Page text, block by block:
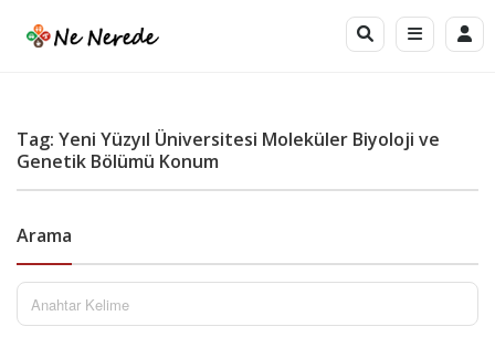
Tag: Yeni Yüzyıl Üniversitesi Moleküler Biyoloji ve
Genetik Bölümü Konum
Arama